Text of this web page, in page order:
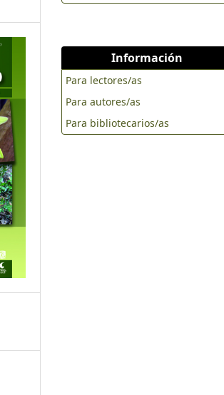
Información
Para lectores/as
Para autores/as
Para bibliotecarios/as